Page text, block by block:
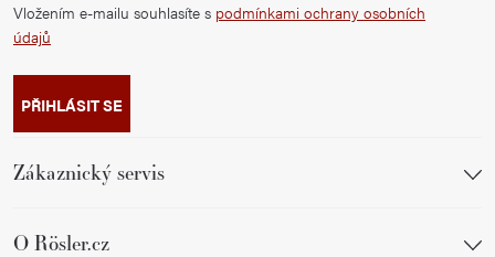
Vložením e-mailu souhlasíte s podmínkami ochrany osobních
údajů
PŘIHLÁSIT SE
Zákaznický servis
O Rösler.cz